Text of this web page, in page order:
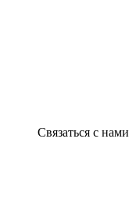
Связаться с нами